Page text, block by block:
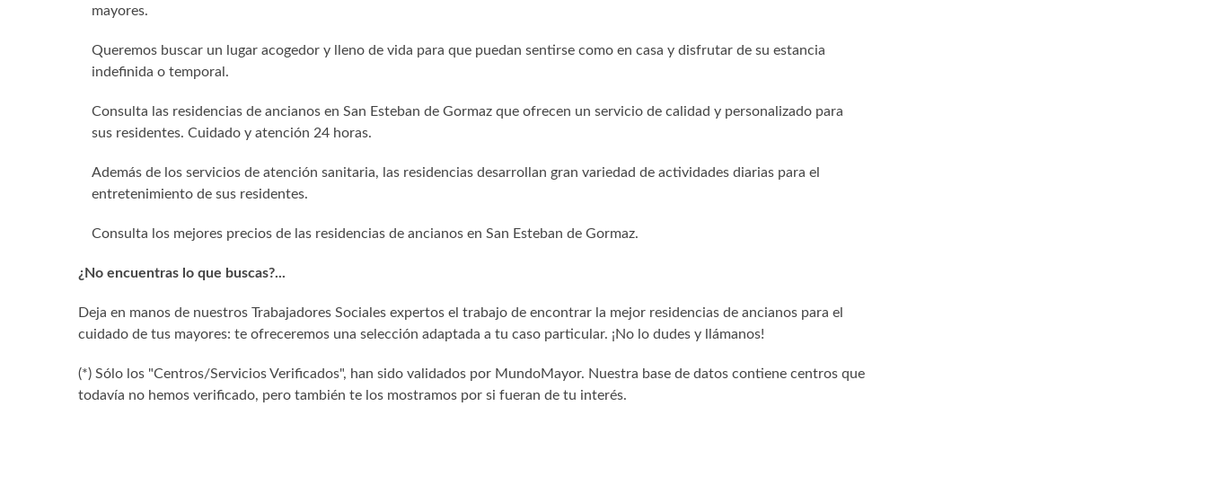
mayores.
Queremos buscar un lugar acogedor y lleno de vida para que puedan sentirse como en casa y disfrutar de su estancia
indefinida o temporal.
Consulta las residencias de ancianos en San Esteban de Gormaz que ofrecen un servicio de calidad y personalizado para
sus residentes. Cuidado y atención 24 horas.
Además de los servicios de atención sanitaria, las residencias desarrollan gran variedad de actividades diarias para el
entretenimiento de sus residentes.
Consulta los mejores precios de las residencias de ancianos en San Esteban de Gormaz.
¿No encuentras lo que buscas?...
Deja en manos de nuestros Trabajadores Sociales expertos el trabajo de encontrar la mejor residencias de ancianos para el
cuidado de tus mayores: te ofreceremos una selección adaptada a tu caso particular. ¡No lo dudes y llámanos!
(*) Sólo los "Centros/Servicios Verificados", han sido validados por MundoMayor. Nuestra base de datos contiene centros que
todavía no hemos verificado, pero también te los mostramos por si fueran de tu interés.